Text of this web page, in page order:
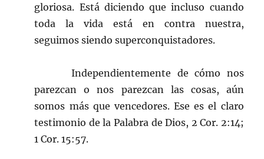
gloriosa. Está diciendo que incluso cuando
toda la vida está en contra nuestra,
seguimos siendo superconquistadores.
Independientemente de cómo nos
parezcan o nos parezcan las cosas, aún
somos más que vencedores. Ese es el claro
testimonio de la Palabra de Dios, 2 Cor. 2:14;
1 Cor. 15:57.